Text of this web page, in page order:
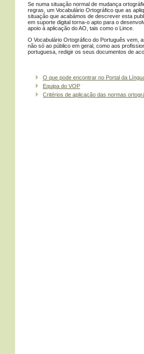
Se numa situação normal de mudança
regras, um Vocabulário Ortográfico que as
situação que acabámos de descrever esta
em suporte digital torna-o apto para o
apoio à aplicação do AO, tais como o Lince.
O Vocabulário Ortográfico do Português vem,
não só ao público em geral, como aos
portuguesa, redigir os seus documentos de
O que pode encontrar no Portal da
Equipa do VOP
Critérios de aplicação das normas